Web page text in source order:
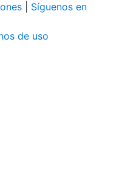
Síguenos en
de uso